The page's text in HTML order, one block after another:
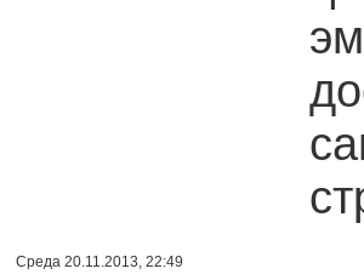
Среда 20.11.2013, 22:49